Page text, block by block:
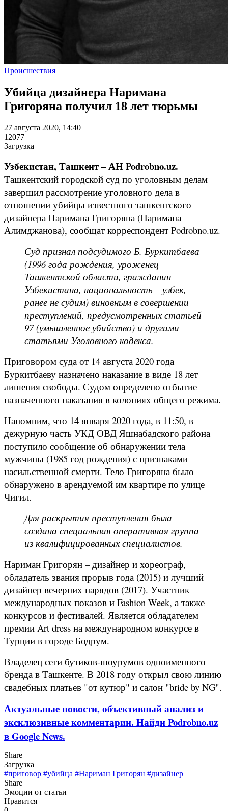
Происшествия
Убийца дизайнера Наримана
Григоряна получил 18 лет тюрьмы
27 августа 2020, 14:40
12077
Загрузка
Узбекистан, Ташкент – АН Podrobno.uz.
Ташкентский городской суд по уголовным делам
завершил рассмотрение уголовного дела в
отношении убийцы известного ташкентского
дизайнера Наримана Григоряна (Наримана
Алимджанова), сообщат корреспондент Podrobno.uz.
Суд признал подсудимого Б. Буркитбаева
(1996 года рождения, уроженец
Ташкентской области, гражданин
Узбекистана, национальность – узбек,
ранее не судим) виновным в совершении
преступлений, предусмотренных статьей
97 (умышленное убийство) и другими
статьями Уголовного кодекса.
Приговором суда от 14 августа 2020 года
Буркитбаеву назначено наказание в виде 18 лет
лишения свободы. Судом определено отбытие
назначенного наказания в колониях общего режима.
Напомним, что 14 января 2020 года, в 11:50, в
дежурную часть УКД ОВД Яшнабадского района
поступило сообщение об обнаружении тела
мужчины (1985 год рождения) с признаками
насильственной смерти. Тело Григоряна было
обнаружено в арендуемой им квартире по улице
Чигил.
Для раскрытия преступления была
создана специальная оперативная группа
из квалифицированных специалистов.
Нариман Григорян – дизайнер и хореограф,
обладатель звания прорыв года (2015) и лучший
дизайнер вечерних нарядов (2017). Участник
международных показов и Fashion Week, а также
конкурсов и фестивалей. Является обладателем
премии Art dress на международном конкурсе в
Турции в городе Бодрум.
Владелец сети бутиков-шоурумов одноименного
бренда в Ташкенте. В 2018 году открыл свою линию
свадебных платьев "от кутюр" и салон "bride by NG".
Актуальные новости, объективный анализ и
эксклюзивные комментарии. Найди Podrobno.uz
в Google News.
Share
Загрузка
#приговор #убийца #Нариман Григорян #дизайнер
Share
Эмоции от статьи
Нравится